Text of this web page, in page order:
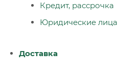
Кредит, рассрочка
Юридические лица
Доставка